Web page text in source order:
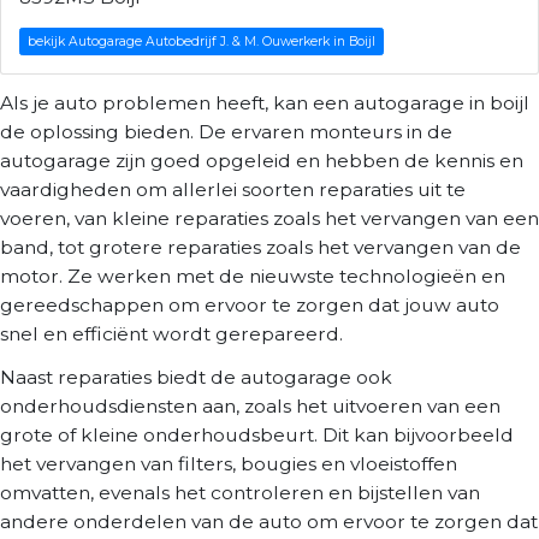
bekijk Autogarage Autobedrijf J. & M. Ouwerkerk in Boijl
Als je auto problemen heeft, kan een autogarage in boijl
de oplossing bieden. De ervaren monteurs in de
autogarage zijn goed opgeleid en hebben de kennis en
vaardigheden om allerlei soorten reparaties uit te
voeren, van kleine reparaties zoals het vervangen van een
band, tot grotere reparaties zoals het vervangen van de
motor. Ze werken met de nieuwste technologieën en
gereedschappen om ervoor te zorgen dat jouw auto
snel en efficiënt wordt gerepareerd.
Naast reparaties biedt de autogarage ook
onderhoudsdiensten aan, zoals het uitvoeren van een
grote of kleine onderhoudsbeurt. Dit kan bijvoorbeeld
het vervangen van filters, bougies en vloeistoffen
omvatten, evenals het controleren en bijstellen van
andere onderdelen van de auto om ervoor te zorgen dat